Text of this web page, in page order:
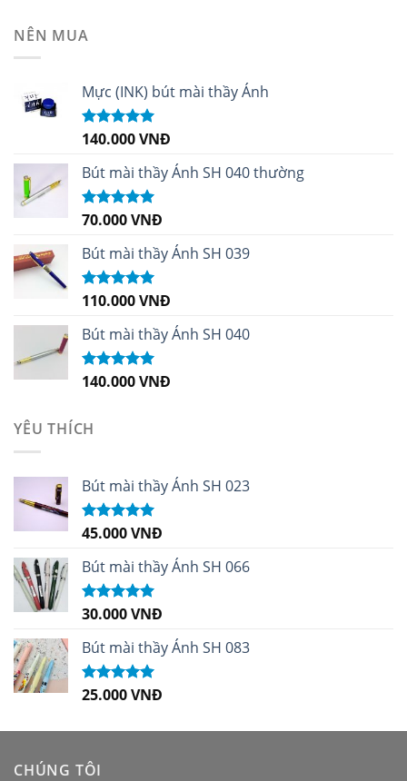
NÊN MUA
Mực (INK) bút mài thầy Ánh
Được xếp
sao
140.000VNĐ
Bút mài thầy Ánh SH 040 thường
Được xếp
sao
70.000VNĐ
Bút mài thầy Ánh SH 039
Được xếp
sao
110.000VNĐ
Bút mài thầy Ánh SH 040
Được xếp
140.000VNĐ
YÊU THÍCH
Bút mài thầy Ánh SH 023
Được xếp
sao
45.000VNĐ
Bút mài thầy Ánh SH 066
Được xếp
sao
30.000VNĐ
Bút mài thầy Ánh SH 083
Được xếp
25.000VNĐ
CHÚNG TÔI